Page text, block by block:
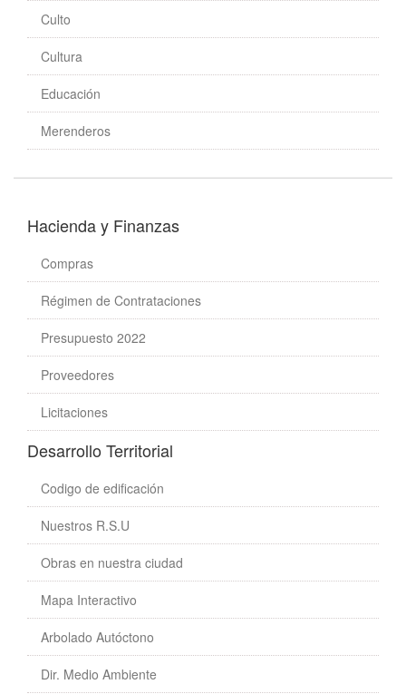
Culto
Cultura
Educación
Merenderos
Hacienda y Finanzas
Compras
Régimen de Contrataciones
Presupuesto 2022
Proveedores
Licitaciones
Desarrollo Territorial
Codigo de edificación
Nuestros R.S.U
Obras en nuestra ciudad
Mapa Interactivo
Arbolado Autóctono
Dir. Medio Ambiente